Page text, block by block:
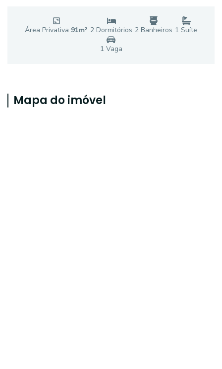
Área Privativa 91m² 2 Dormitórios 2 Banheiros 1 Suíte
1 Vaga
Mapa do imóvel